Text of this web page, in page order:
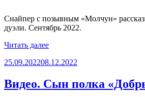
Снайпер с позывным «Молчун»
дуэли. Сентябрь 2022.
Читать далее«Видео.
на
лис»»
Опубликовано
25.09.202208.12.2022
Видео. Сын полка